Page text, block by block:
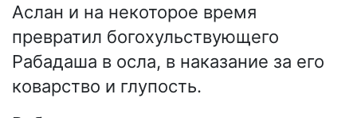
Аслан и на некоторое время
превратил богохульствующего
Рабадаша в осла, в наказание за его
коварство и глупость.